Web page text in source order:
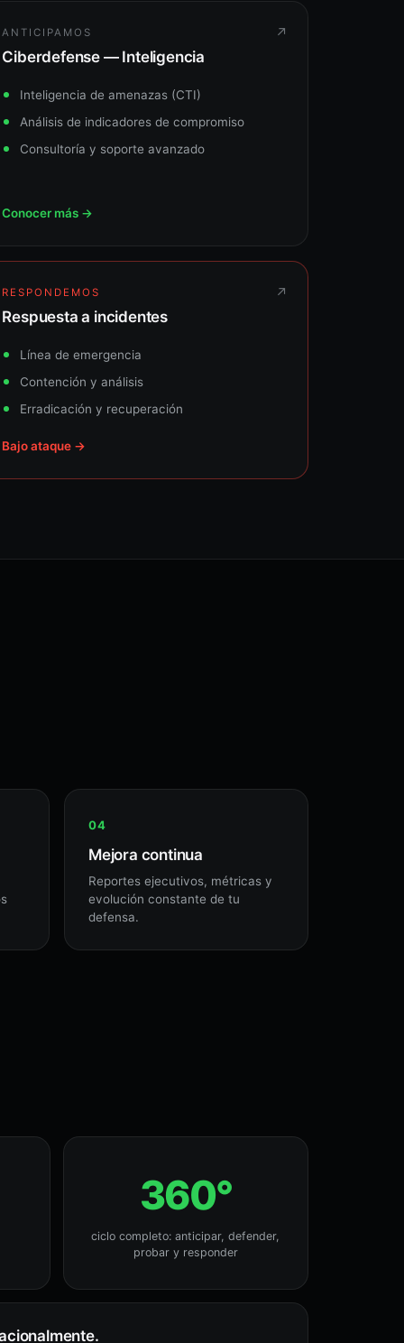
↗
ANTICIPAMOS
Ciberdefense — Inteligencia
Inteligencia de amenazas (CTI)
Análisis de indicadores de compromiso
Consultoría y soporte avanzado
Conocer más →
↗
RESPONDEMOS
Respuesta a incidentes
Línea de emergencia
Contención y análisis
Erradicación y recuperación
Bajo ataque →
Mejora continua
Reportes ejecutivos, métricas y
evolución constante de tu
defensa.
360°
ciclo completo: anticipar, defender,
probar y responder